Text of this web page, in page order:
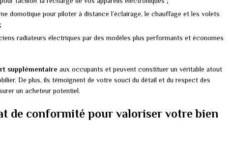
domotique pour piloter à distance l’éclairage, le chauffage et les volets
radiateurs électriques par des modèles plus performants et économes
supplémentaire aux occupants et peuvent constituer un véritable atout
De plus, ils témoignent de votre souci du détail et du respect des
un acheteur potentiel.
de conformité pour valoriser votre bien